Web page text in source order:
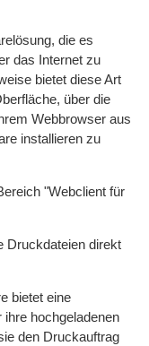
die es
das Internet zu
bietet diese Art
über die
Webbrowser aus
installieren zu
"Webclient für
Druckdateien direkt
bietet eine
hochgeladenen
den Druckauftrag